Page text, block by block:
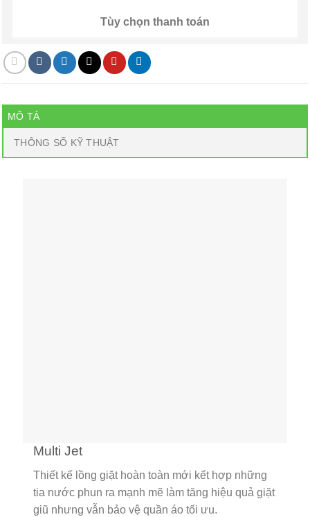
Tùy chọn thanh toán
MÔ TẢ
THÔNG SỐ KỸ THUẬT
Multi Jet
Thiết kế lồng giặt hoàn toàn mới kết hợp những
tia nước phun ra mạnh mẽ làm tăng hiệu quả giặt
giũ nhưng vẫn bảo vệ quần áo tối ưu.